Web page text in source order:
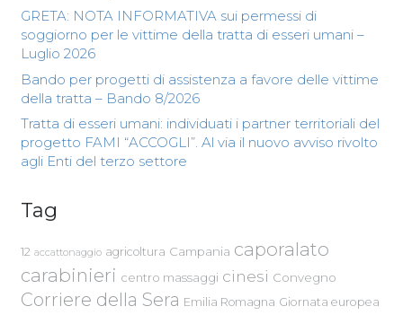
GRETA: NOTA INFORMATIVA sui permessi di
soggiorno per le vittime della tratta di esseri umani –
Luglio 2026
Bando per progetti di assistenza a favore delle vittime
della tratta – Bando 8/2026
Tratta di esseri umani: individuati i partner territoriali del
progetto FAMI “ACCOGLI”. Al via il nuovo avviso rivolto
agli Enti del terzo settore
Tag
12 accattonaggio agricoltura Campania caporalato
carabinieri centro massaggi cinesi Convegno
Corriere della Sera Emilia Romagna Giornata europea